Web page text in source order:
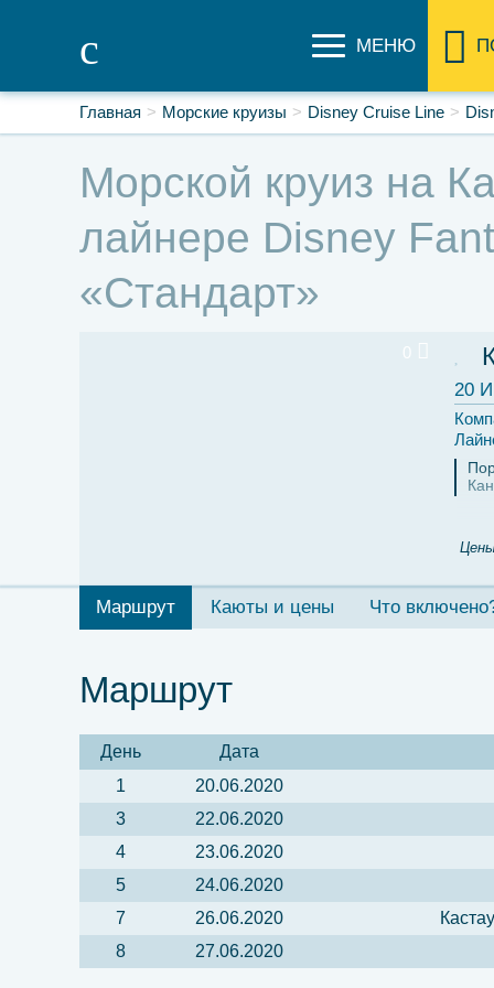
МЕНЮ
Главная Морские круизы Disney Cruise Line
Морской круиз на
лайнере Disney
«Стандарт»
20
0
Маршрут Каюты и цены Что
Маршрут
День
Дата
1
20.06.2020
3
22.06.2020
4
23.06.2020
5
24.06.2020
7
26.06.2020
8
27.06.2020